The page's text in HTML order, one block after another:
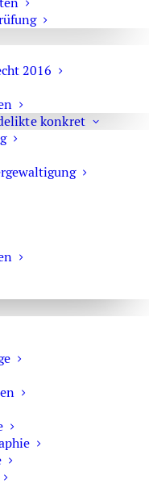
2016
konkret
oder einem
selbst darf also
die Maßnahme
Voraussetzungen
ist seit der
Anordnung
wegen Alkohol
regelmäßig eine
Verdacht